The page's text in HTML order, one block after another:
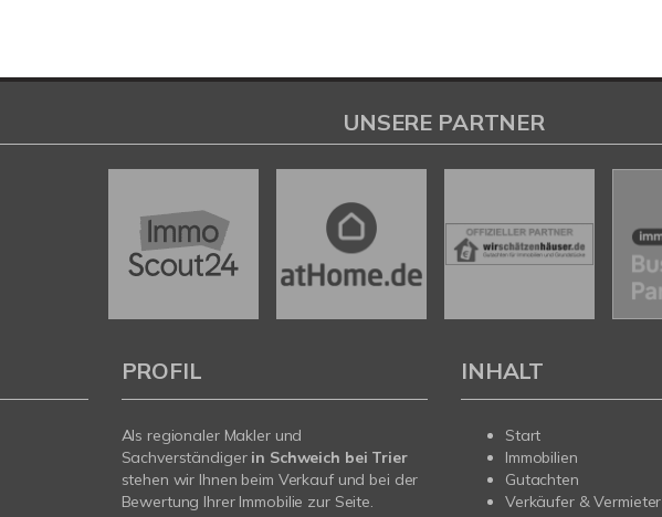
UNSERE PARTNER
PROFIL
Als regionaler Makler und
Sachverständigerin Schweich bei Trier
stehen wir Ihnen beim Verkauf und bei der
Bewertung Ihrer Immobilie zur Seite.
INHALT
Start
Immobilien
Gutachten
Verkäufer & Vermieter